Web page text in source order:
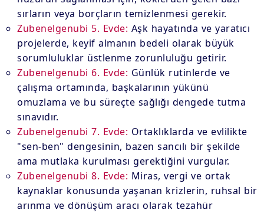
sırların veya borçların temizlenmesi gerekir.
Zubenelgenubi 5. Evde: Aşk hayatında ve yaratıcı
projelerde, keyif almanın bedeli olarak büyük
sorumluluklar üstlenme zorunluluğu getirir.
Zubenelgenubi 6. Evde: Günlük rutinlerde ve
çalışma ortamında, başkalarının yükünü
omuzlama ve bu süreçte sağlığı dengede tutma
sınavıdır.
Zubenelgenubi 7. Evde: Ortaklıklarda ve evlilikte
"sen-ben" dengesinin, bazen sancılı bir şekilde
ama mutlaka kurulması gerektiğini vurgular.
Zubenelgenubi 8. Evde: Miras, vergi ve ortak
kaynaklar konusunda yaşanan krizlerin, ruhsal bir
arınma ve dönüşüm aracı olarak tezahür